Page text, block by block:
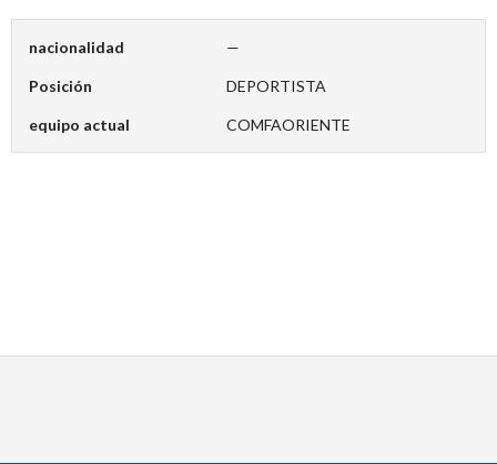
nacionalidad —
Posición DEPORTISTA
equipo actual COMFAORIENTE